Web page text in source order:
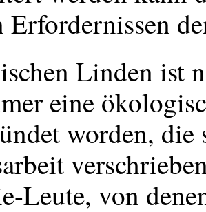
Erfordernissen
Linden ist
eine
worden,
Leute, von